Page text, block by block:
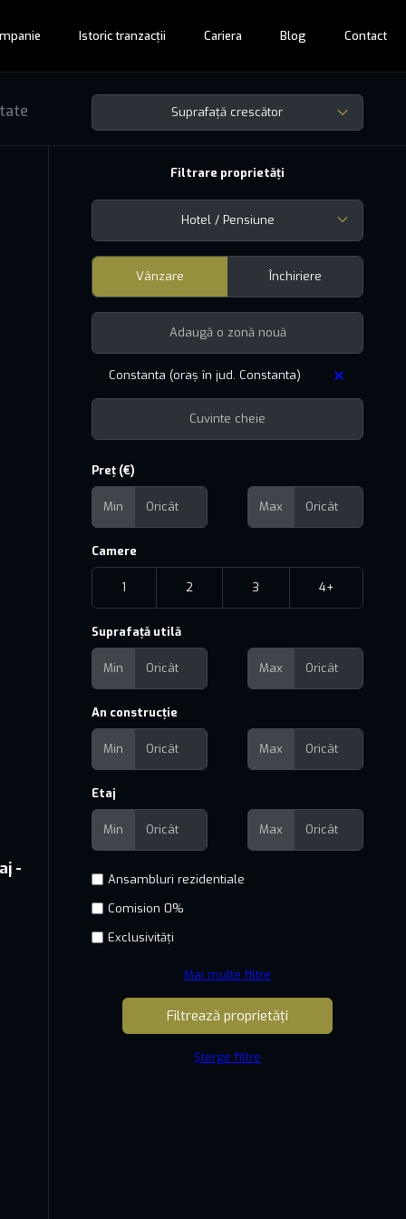
Istoric tranzacții Cariera Blog Contact
Suprafață crescător
-
Filtrare proprietăți
Hotel / Pensiune
Vânzare Închiriere
Constanta (oraș în jud. Constanta)
Preț (€)
Min Max
Camere
1 2 3 4+
Suprafață utilă
Min Max
An construcție
Min Max
Etaj
Min Max
Comision 0%
Exclusivități
Mai multe filtre
Șterge filtre